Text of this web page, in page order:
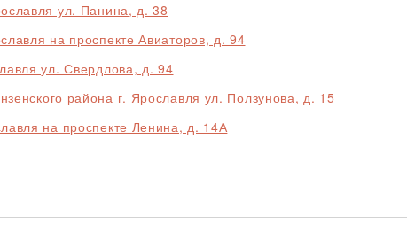
ул. Панина, д. 38
на проспекте Авиаторов, д. 94
ул. Свердлова, д. 94
района г. Ярославля ул. Ползунова, д. 15
на проспекте Ленина, д. 14А